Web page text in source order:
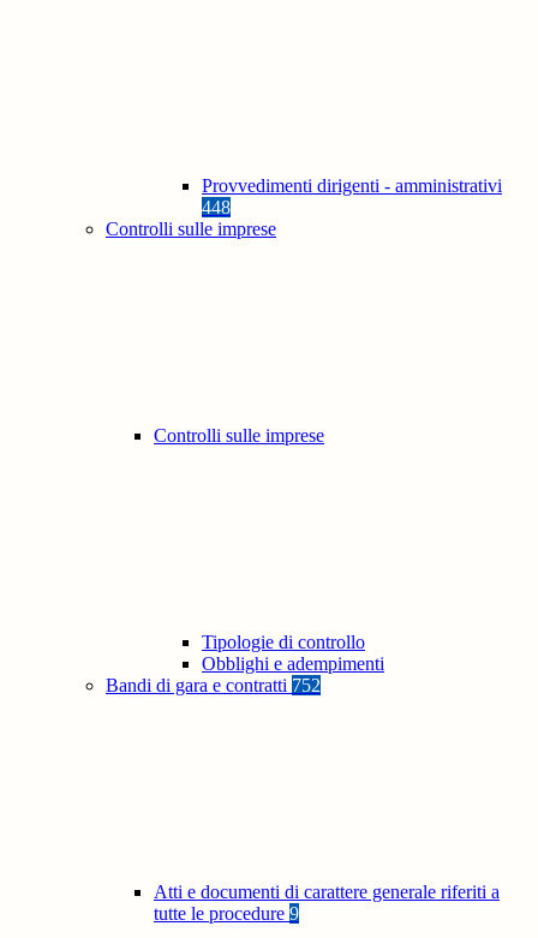
Provvedimenti dirigenti - amministrativi
448
Controlli sulle imprese
Controlli sulle imprese
Tipologie di controllo
Obblighi e adempimenti
Bandi di gara e contratti 752
Atti e documenti di carattere generale riferiti a
tutte le procedure 9